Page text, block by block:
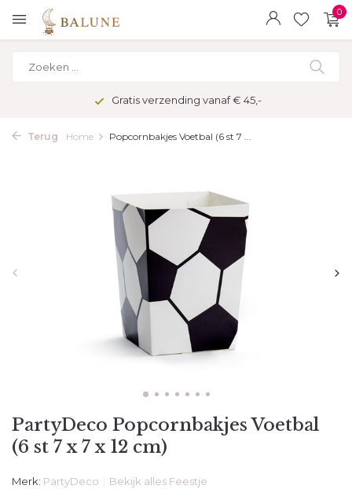
0
Gratis verzending vanaf € 45,-
Terug Home Popcornbakjes Voetbal (6 st 7 ...
PartyDeco Popcornbakjes Voetbal
(6 st 7 x 7 x 12 cm)
Merk: PartyDeco Bekijk alles Feestje